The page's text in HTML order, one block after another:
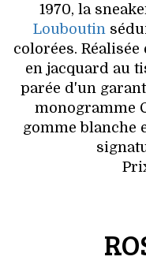
1970, la
Louboutin
colorées.
en jacquard au
parée d'un
monogramme
gomme blanche